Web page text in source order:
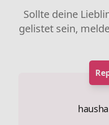
Sollte deine
gelistet sein,